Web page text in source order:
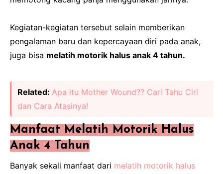
Kegiatan-kegiatan tersebut selain memberikan
pengalaman baru dan kepercayaan diri pada anak,
juga bisa melatih motorik halus anak 4 tahun.
Related: Apa itu Mother Wound?? Cari Tahu Ciri
dan Cara Atasinya!
Manfaat Melatih Motorik Halus
Anak 4 Tahun
Banyak sekali manfaat dari melatih motorik halus